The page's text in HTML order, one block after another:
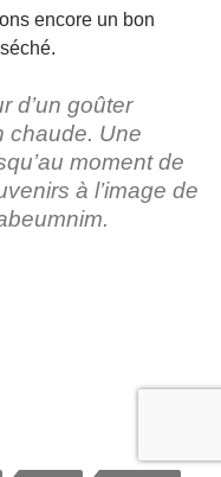
encore un bon
d’un goûter
chaude. Une
moment de
à l’image de